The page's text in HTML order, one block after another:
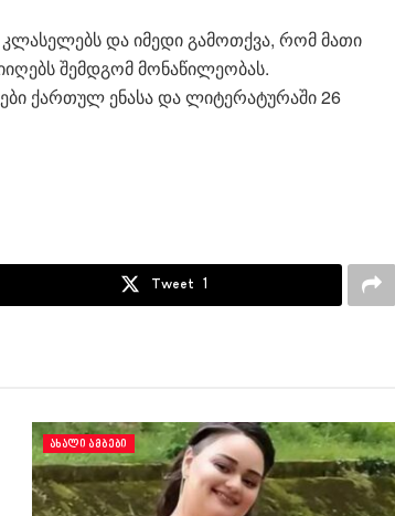
კლასელებს და იმედი გამოთქვა, რომ მათი
შემდგომ მონაწილეობას.
ქართულ ენასა და ლიტერატურაში 26
Tweet 1
ᲐᲮᲐᲚᲘ ᲐᲛᲑᲔᲑᲘ